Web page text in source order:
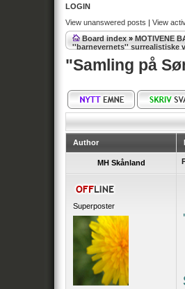
LOGIN
View unanswered posts | View
Board index » MOTIVENE
''barnevernets'' surrealistiske
"Samling på
Author
MH Skånland
Superposter